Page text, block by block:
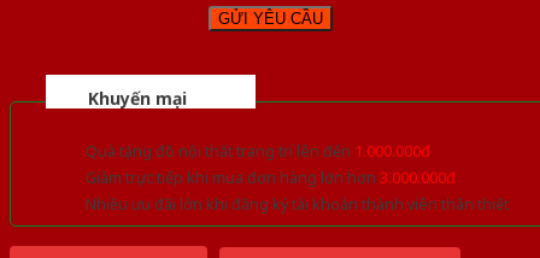
Khuyến mại
Quà tặng đồ nội thất trang trí lên đến 1.000.000đ
Giảm trực tiếp khi mua đơn hàng lớn hơn 3.000.000đ
Nhiều ưu đãi lớn khi đăng ký tài khoản thành viên thân thiết